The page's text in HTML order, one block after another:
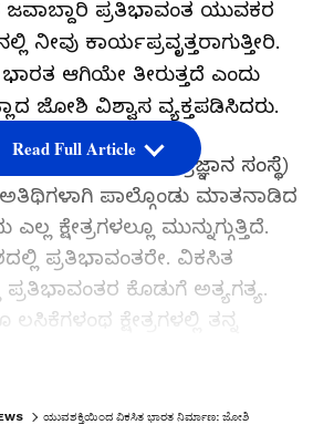
ಜವಾಬ್ದಾರಿ ಪ್ರತಿಭಾವಂತ ಯುವಕರ
ನೀವು ಕಾರ್ಯಪ್ರವೃತ್ತರಾಗುತ್ತೀರಿ.
ಆಗಿಯೇ ತೀರುತ್ತದೆ ಎಂದು
ಜೋಶಿ ವಿಶ್ವಾಸ ವ್ಯಕ್ತಪಡಿಸಿದರು.
ಮಾಹಿತಿ ತಂತ್ರಜ್ಞಾನ ಸಂಸ್ಥೆ)
ಪಾಲ್ಗೊಂಡು ಮಾತನಾಡಿದ
ಕ್ಷೇತ್ರಗಳಲ್ಲೂ ಮುನ್ನುಗ್ಗುತ್ತಿದೆ.
ಪ್ರತಿಭಾವಂತರೇ. ವಿಕಸಿತ
ಪ್ರತಿಭಾವಂತರ ಕೊಡುಗೆ ಅತ್ಯಗತ್ಯ.
ಕ್ಷೇತ್ರಗಳಲ್ಲಿ ತನ್ನ
Read Full Article
ಯುವಶಕ್ತಿಯಿಂದ ವಿಕಸಿತ ಭಾರತ ನಿರ್ಮಾಣ: ಜೋಶಿ